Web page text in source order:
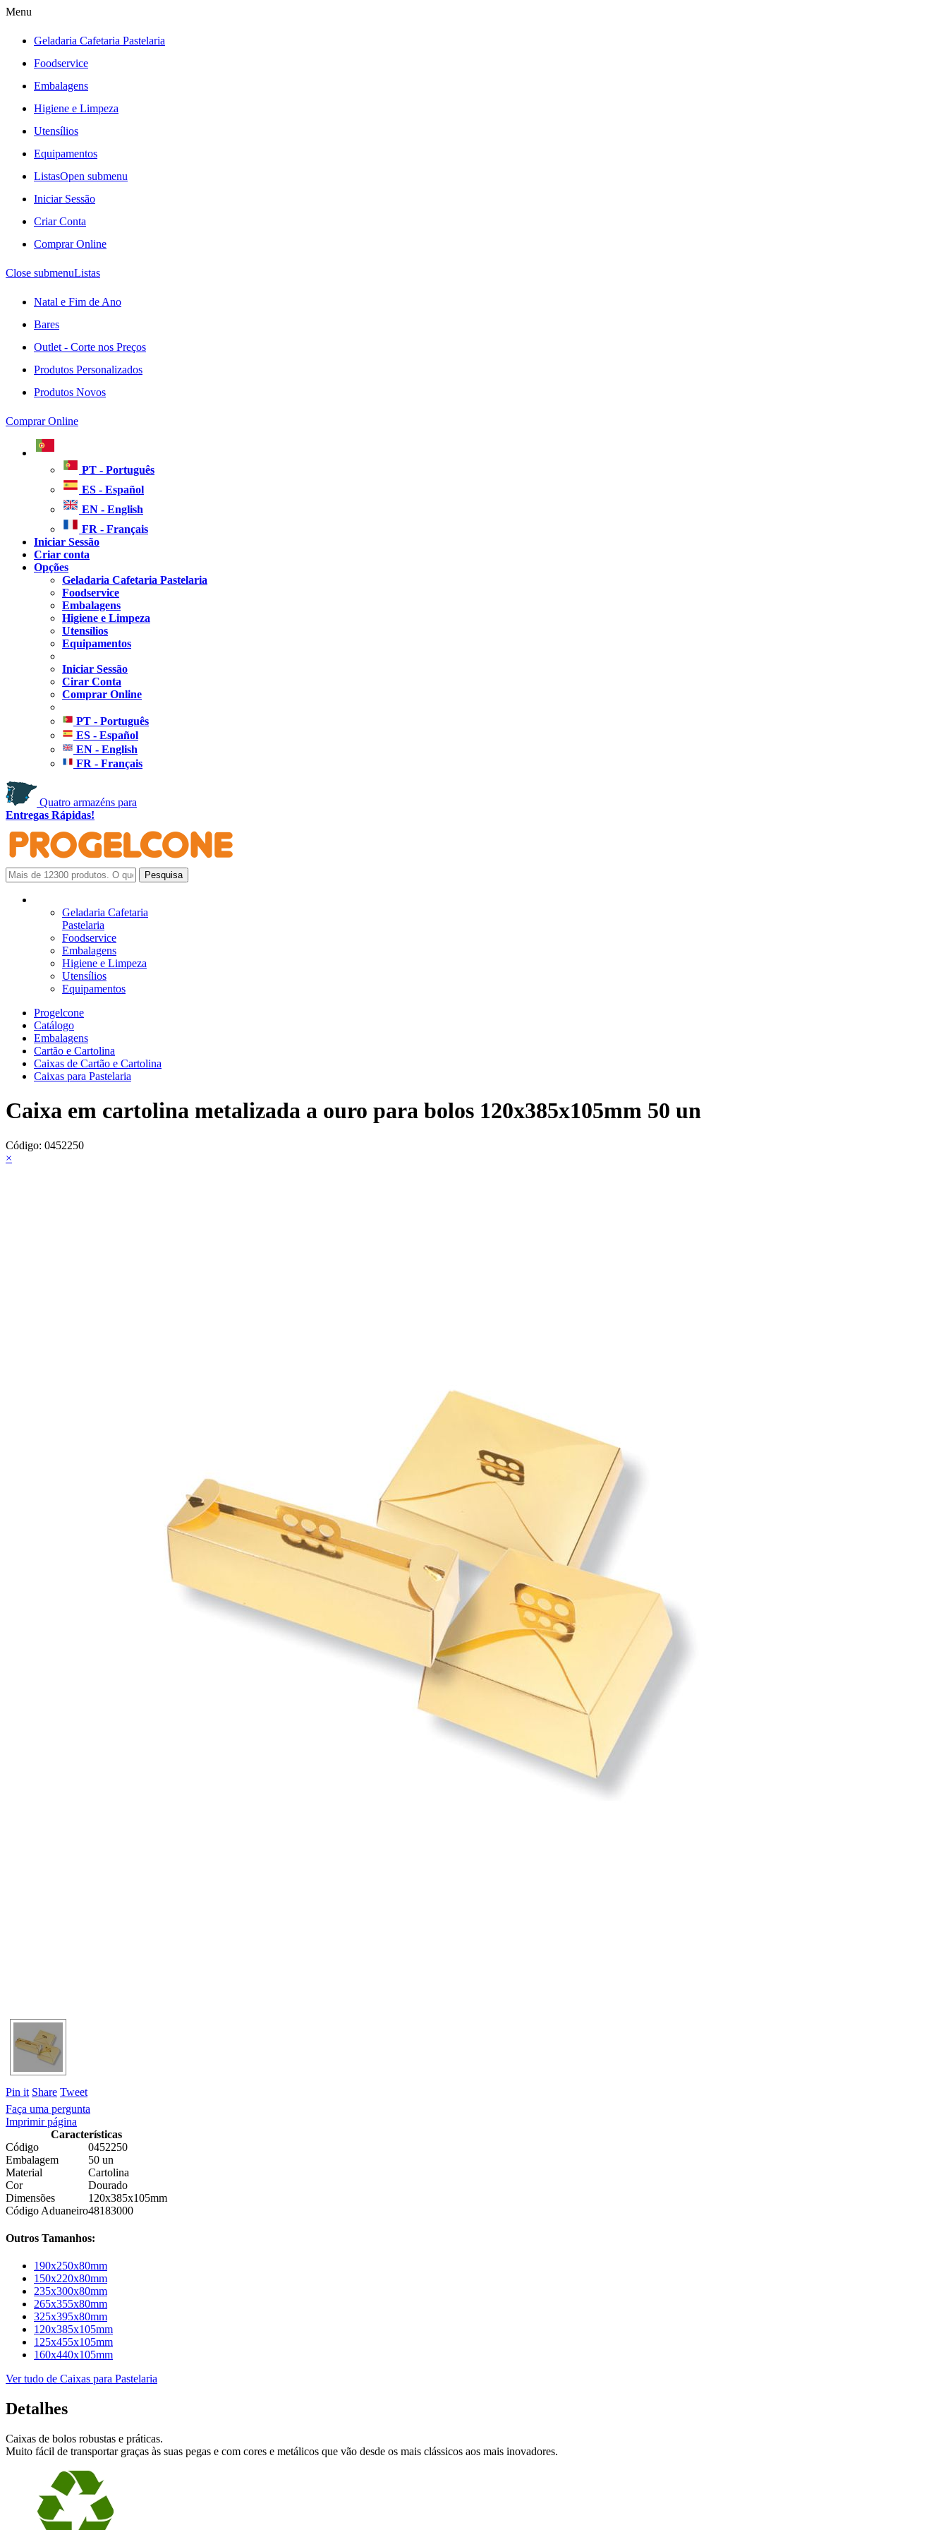
Menu
Geladaria Cafetaria Pastelaria
Foodservice
Embalagens
Higiene e Limpeza
Utensílios
Equipamentos
ListasOpen submenu
Iniciar Sessão
Criar Conta
Comprar Online
Close submenuListas
Natal e Fim de Ano
Bares
Outlet - Corte nos Preços
Produtos Personalizados
Produtos Novos
Comprar Online
PT - Português
ES - Español
EN - English
FR - Français
Iniciar Sessão
Criar conta
Opções
Geladaria Cafetaria Pastelaria
Foodservice
Embalagens
Higiene e Limpeza
Utensílios
Equipamentos
Iniciar Sessão
Cirar Conta
Comprar Online
PT - Português
ES - Español
EN - English
FR - Français
Quatro armazéns para
Entregas Rápidas!
Geladaria Cafetaria
Pastelaria
Foodservice
Embalagens
Higiene e Limpeza
Utensílios
Equipamentos
Progelcone
Catálogo
Embalagens
Cartão e Cartolina
Caixas de Cartão e Cartolina
Caixas para Pastelaria
Caixa em cartolina metalizada a ouro para bolos 120x385x105mm 50 un
Código: 0452250
×
Pin it Share Tweet
Faça uma pergunta
Imprimir página
Características
Código
0452250
Embalagem
50 un
Material
Cartolina
Cor
Dourado
Dimensões
120x385x105mm
Código Aduaneiro48183000
Outros Tamanhos:
190x250x80mm
150x220x80mm
235x300x80mm
265x355x80mm
325x395x80mm
120x385x105mm
125x455x105mm
160x440x105mm
Ver tudo de Caixas para Pastelaria
Detalhes
Caixas de bolos robustas e práticas.
Muito fácil de transportar graças às suas pegas e com cores e metálicos que vão desde os mais clássicos aos mais inovadores.